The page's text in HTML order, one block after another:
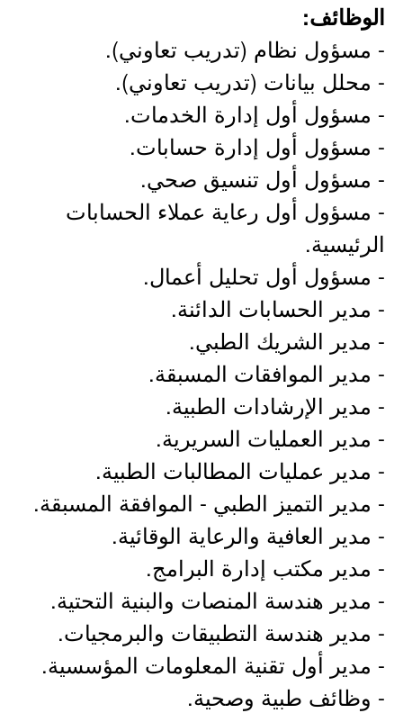
الوظائف:
- مسؤول نظام (تدريب تعاوني).
- محلل بيانات (تدريب تعاوني).
- مسؤول أول إدارة الخدمات.
- مسؤول أول إدارة حسابات.
- مسؤول أول تنسيق صحي.
- مسؤول أول رعاية عملاء الحسابات
الرئيسية.
- مسؤول أول تحليل أعمال.
- مدير الحسابات الدائنة.
- مدير الشريك الطبي.
- مدير الموافقات المسبقة.
- مدير الإرشادات الطبية.
- مدير العمليات السريرية.
- مدير عمليات المطالبات الطبية.
- مدير التميز الطبي - الموافقة المسبقة.
- مدير العافية والرعاية الوقائية.
- مدير مكتب إدارة البرامج.
- مدير هندسة المنصات والبنية التحتية.
- مدير هندسة التطبيقات والبرمجيات.
- مدير أول تقنية المعلومات المؤسسية.
- وظائف طبية وصحية.